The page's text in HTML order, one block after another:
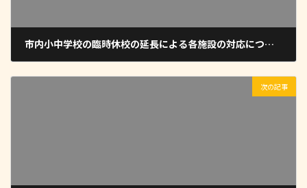
市内小中学校の臨時休校の延長による各施設の対応について
次の記事